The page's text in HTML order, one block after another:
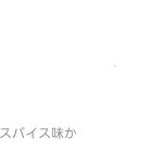
パイス味か